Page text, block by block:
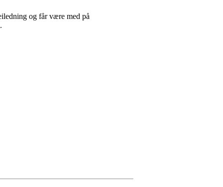
og får være med på